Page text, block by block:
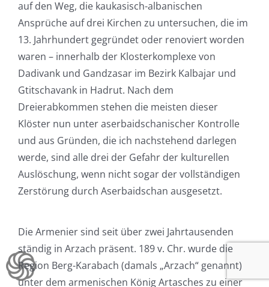
auf den Weg, die kaukasisch-albanischen
Ansprüche auf drei Kirchen zu untersuchen, die im
13. Jahrhundert gegründet oder renoviert worden
waren – innerhalb der Klosterkomplexe von
Dadivank und Gandzasar im Bezirk Kalbajar und
Gtitschavank in Hadrut. Nach dem
Dreierabkommen stehen die meisten dieser
Klöster nun unter aserbaidschanischer Kontrolle
und aus Gründen, die ich nachstehend darlegen
werde, sind alle drei der Gefahr der kulturellen
Auslöschung, wenn nicht sogar der vollständigen
Zerstörung durch Aserbaidschan ausgesetzt.
Die Armenier sind seit über zwei Jahrtausenden
ständig in Arzach präsent. 189 v. Chr. wurde die
Region Berg-Karabach (damals „Arzach“ genannt)
unter dem armenischen König Artasches zu einer